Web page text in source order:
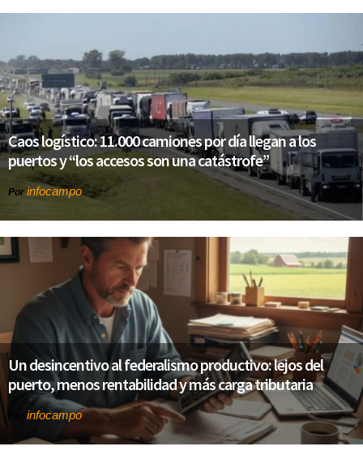
Caos logístico: 11.000 camiones por día llegan a los
puertos y “los accesos son una catástrofe”
Por infocampo
Un desincentivo al federalismo productivo: lejos del
puerto, menos rentabilidad y más carga tributaria
infocampo